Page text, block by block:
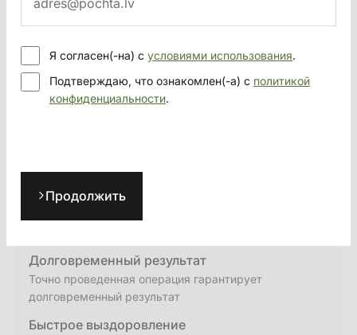
противоток крови.
ВАЖНО ЗНАТЬ
Легкая подготовка
Долговременный результат
Точно проведенная операция гарантирует
долговременный результат
Быстрое выздоровление
Я согласен(-на) с условиями использования.
Подтверждаю, что ознакомлен(-а) с политикой
конфиденциальности.
Продолжить